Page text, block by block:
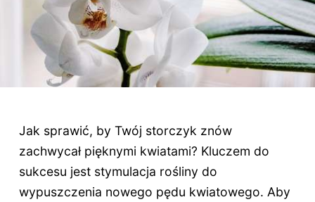
Jak sprawić, by Twój storczyk znów
zachwycał pięknymi kwiatami? Kluczem do
sukcesu jest stymulacja rośliny do
wypuszczenia nowego pędu kwiatowego. Aby